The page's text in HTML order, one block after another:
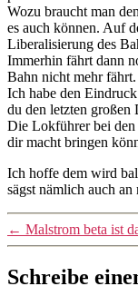
Wozu braucht man
es auch können. Auf
Liberalisierung des
Immerhin fährt dann
Bahn nicht mehr fährt.
Ich habe den
du den letzten großen
Die Lokführer bei den
dir macht bringen
Ich hoffe dem wird
sägst nämlich auch
← Malstrom beta ist
Schreibe